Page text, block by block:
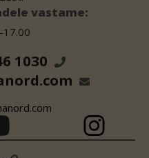
vastame:
17.00
1030